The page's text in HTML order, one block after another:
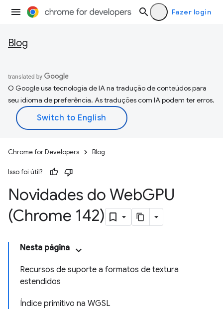
Fazer login
Blog
O Google usa tecnologia de IA na tradução de conteúdos para
seu idioma de preferência. As traduções com IA podem ter erros.
Chrome for Developers Blog
Isso foi útil?
Novidades do WebGPU
(Chrome 142)
Nesta página
Recursos de suporte a formatos de textura
estendidos
Índice primitivo na WGSL